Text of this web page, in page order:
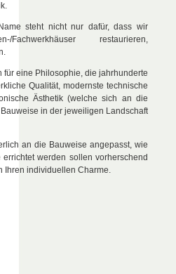
steht nicht nur dafür, dass wir
Fachwerkhäuser restaurieren,
für eine Philosophie, die jahrhunderte
Qualität, modernste technische
Ästhetik (welche sich an die
in der jeweiligen Landschaft
an die Bauweise angepasst, wie
werden sollen vorherschend
Ihren individuellen Charme.